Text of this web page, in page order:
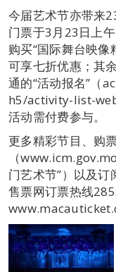
今届艺术节亦带来
门票于3月23日上
购买“国际舞台映像
可享七折优惠；其
通的“活动报名”（
h5/activity-list-
活动需付费参与。
更多精彩节目、购
（
门艺术节”）以及订
售票网订票热线